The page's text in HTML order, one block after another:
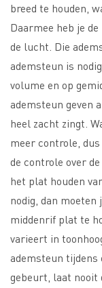
breed te houden,
Daarmee heb je
de lucht. Die
ademsteun is
volume en op
ademsteun geven
heel zacht zingt.
meer controle,
de controle over
het plat houden
nodig, dan
middenrif plat te
varieert in
ademsteun tijdens
gebeurt, laat nooit